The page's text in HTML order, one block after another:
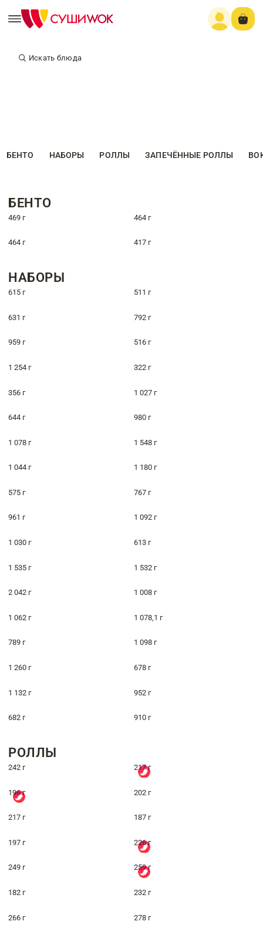
Искать блюда
БЕНТО НАБОРЫ РОЛЛЫ ЗАПЕЧЁННЫЕ РОЛЛЫ
БЕНТО
469 г 464 г
464 г 417 г
НАБОРЫ
615 г 511 г
631 г 792 г
959 г 516 г
1 254 г 322 г
356 г 1 027 г
644 г 980 г
1 078 г 1 548 г
1 044 г 1 180 г
575 г 767 г
961 г 1 092 г
1 030 г 613 г
1 535 г 1 532 г
2 042 г 1 008 г
1 062 г 1 078,1 г
789 г 1 098 г
1 260 г 678 г
1 132 г 952 г
682 г 910 г
РОЛЛЫ
242 г 217 г
196 г 202 г
217 г 187 г
197 г 226 г
249 г 259 г
182 г 232 г
266 г 278 г